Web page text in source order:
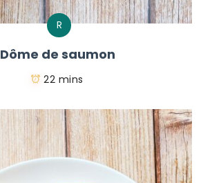
R
Dôme de saumon
22 mins